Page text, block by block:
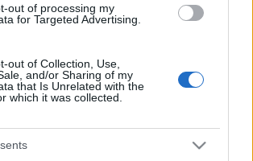
out of processing my
for Targeted Advertising.
out of Collection, Use,
and/or Sharing of my
that Is Unrelated with the
which it was collected.
Μητσοτάκης και
Δένδιας στο
Πεντάγωνο τη
Δευτέρα -
Κέντρο